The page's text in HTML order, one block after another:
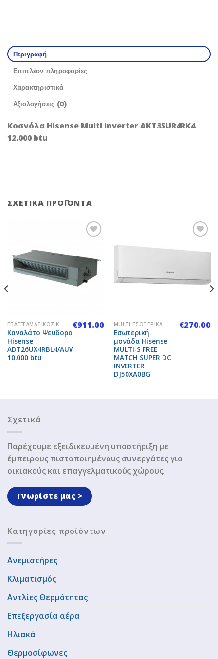
Περιγραφή
Επιπλέον πληροφορίες
Χαρακτηριστικά
Αξιολογήσεις (0)
Κοσνόλα Hisense Multi inverter AKT35UR4RK4
12.000 btu
ΣΧΕΤΙΚΆ ΠΡΟΪΌΝΤΑ
Add to
Wishlist
ΕΠΑΓΓΕΛΜΑΤΙΚΌΣ ΚΛΙΜΑΤΙΣΜΌΣ
Καναλάτο Ψευδοροφής
Hisense
ADT26UX4RBL4/AUW26U4RR4
10.000 btu
€911.00 MULTI ΕΣΩΤΕΡΙΚΆ
Εσωτερική
μονάδα Hisense
MULTI-S FREE
MATCH SUPER DC
INVERTER
DJ50XA0BG
€270.00
Σχετικά
Παρέχουμε εξειδικευμένη υποστήριξη με
έμπειρους πιστοποιημένους συνεργάτες για
οικιακούς και επαγγελματικούς χώρους.
Γνωρίστε μας >
Κατηγορίες προϊόντων
Ανεμιστήρες
Κλιματισμός
Αντλίες Θερμότητας
Επεξεργασία αέρα
Ηλιακά
Θερμοσίφωνες